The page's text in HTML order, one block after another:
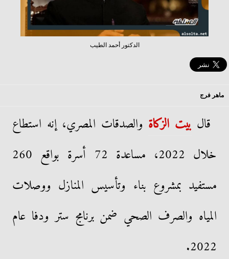
الدكتور أحمد الطيب
ماهر فرج
قال بيت الزكاة والصدقات المصري، إنه استطاع
خلال 2022، مساعدة 72 أسرة بواقع 260
مستفيد بمشروع بناء وتأسيس المنازل ووصلات
المياه والصرف الصحي ضمن برنامج ستر ودفا عام
2022.